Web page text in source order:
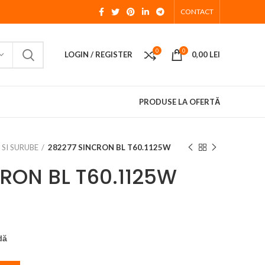
CONTACT
LOGIN / REGISTER 0 0 0,00 LEI
PRODUSE LA OFERTĂ
SURUBE 282277 SINCRON BL T60.1125W
BL T60.1125W